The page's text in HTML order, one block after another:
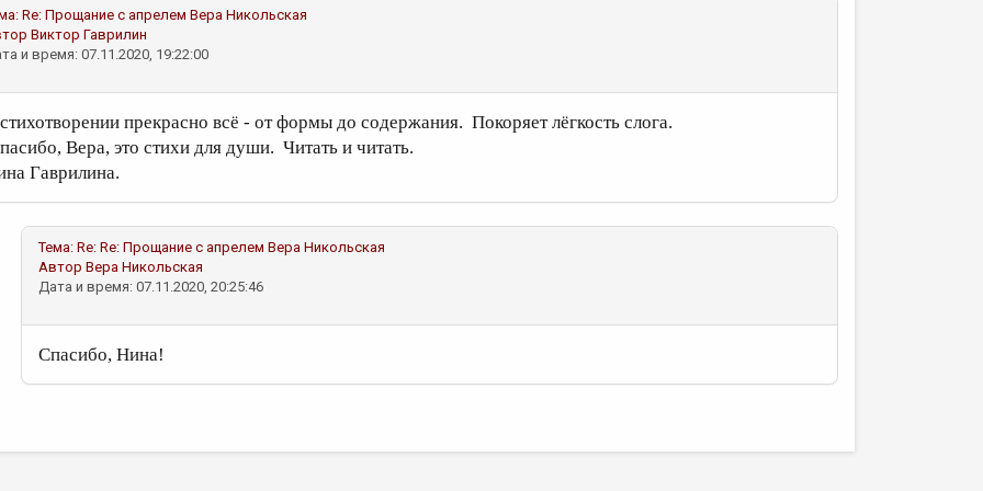
Re: Прощание с апрелем Вера Никольская
Виктор Гаврилин
и время: 07.11.2020, 19:22:00
прекрасно всё - от формы до содержания. Покоряет лёгкость слога.
Вера, это стихи для души. Читать и читать.
Гаврилина.
Тема: Re: Re: Прощание с апрелем Вера Никольская
Автор Вера Никольская
Дата и время: 07.11.2020, 20:25:46
Спасибо, Нина!